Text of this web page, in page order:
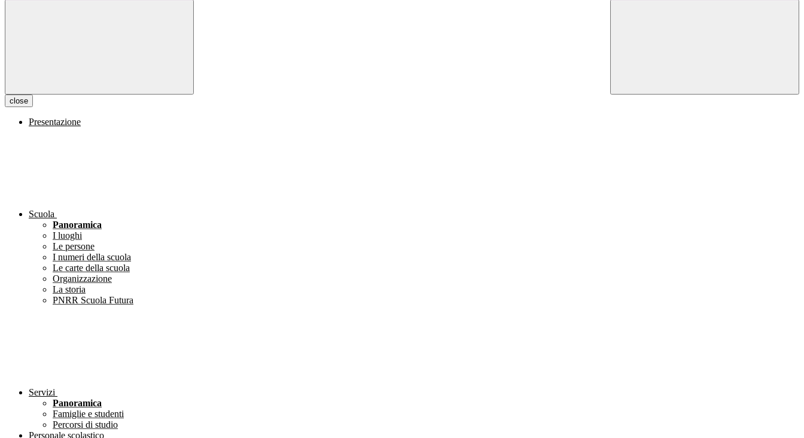
close
Presentazione
Scuola
Panoramica
I luoghi
Le persone
I numeri della scuola
Le carte della scuola
Organizzazione
La storia
PNRR Scuola Futura
Servizi
Panoramica
Famiglie e studenti
Percorsi di studio
Personale scolastico